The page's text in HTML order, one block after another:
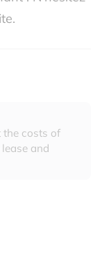
the costs of
and